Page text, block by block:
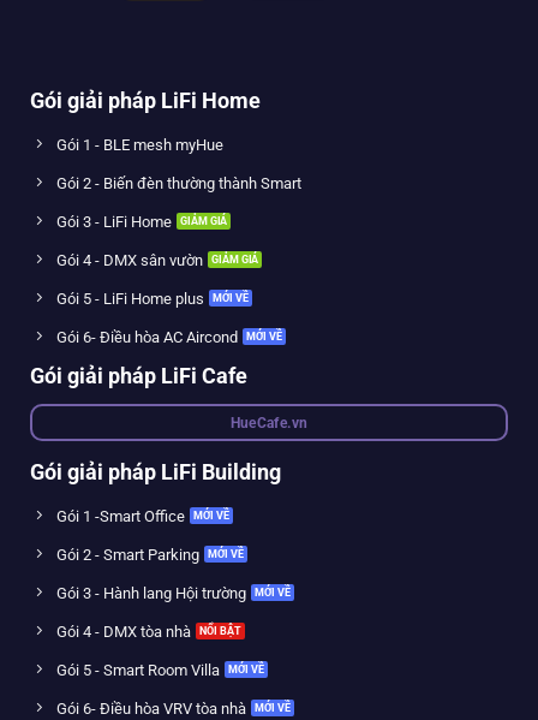
Gói giải pháp LiFi Home
Gói 1 - BLE mesh myHue
Gói 2 - Biến đèn thường thành Smart
Gói 3 - LiFi Home
Gói 4 - DMX sân vườn
Gói 5 - LiFi Home plus
Gói 6- Điều hòa AC Aircond
Gói giải pháp LiFi Cafe
HueCafe.vn
Gói giải pháp LiFi Building
Gói 1 -Smart Office
Gói 2 - Smart Parking
Gói 3 - Hành lang Hội trường
Gói 4 - DMX tòa nhà
Gói 5 - Smart Room Villa
Gói 6- Điều hòa VRV tòa nhà